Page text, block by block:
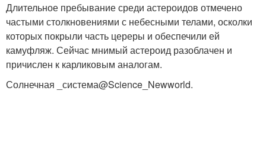
Длительное пребывание среди астероидов отмечено
частыми столкновениями с небесными телами, осколки
которых покрыли часть цереры и обеспечили ей
камуфляж. Сейчас мнимый астероид разоблачен и
причислен к карликовым аналогам.
Солнечная _система@Science_Newworld.